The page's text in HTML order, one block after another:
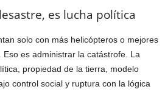
es lucha política
solo con más helicópteros o mejores
es administrar la catástrofe. La
propiedad de la tierra, modelo
control social y ruptura con la lógica